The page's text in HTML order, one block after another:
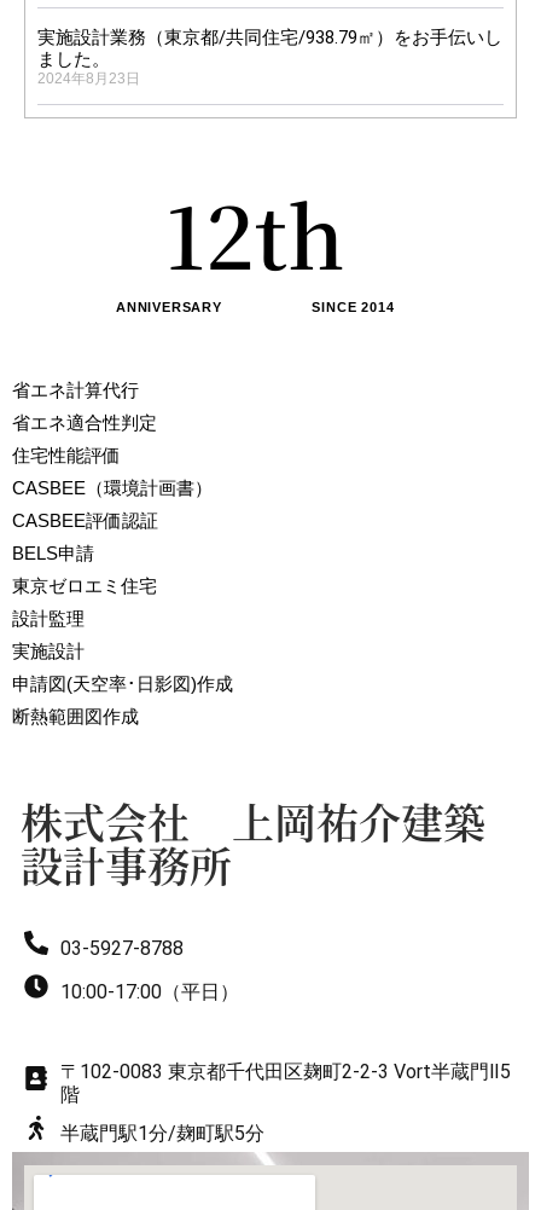
実施設計業務（東京都/共同住宅/938.79㎡）をお手伝いし
ました。
2024年8月23日
0
1
2
4
6
8
9
0
1
2
3
7
9
th
ANNIVERSARY SINCE 2014
省エネ計算代行
省エネ適合性判定
住宅性能評価
CASBEE（環境計画書）
CASBEE評価認証
BELS申請
東京ゼロエミ住宅
設計監理
実施設計
申請図(天空率･日影図)作成
断熱範囲図作成
株式会社 上岡祐介建築
設計事務所
03-5927-8788
10:00-17:00（平日）
〒102-0083 東京都千代田区麹町2-2-3 Vort半蔵門Ⅱ5
階
半蔵門駅1分/麹町駅5分